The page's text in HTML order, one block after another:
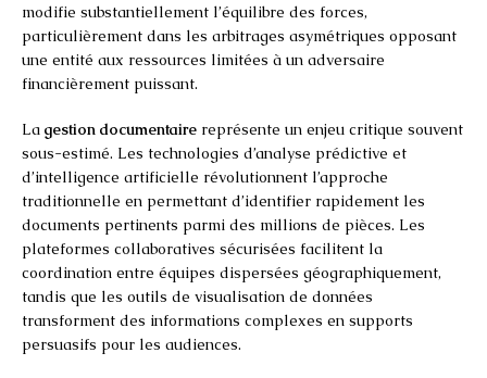
modifie substantiellement l’équilibre des forces,
particulièrement dans les arbitrages asymétriques opposant
une entité aux ressources limitées à un adversaire
financièrement puissant.
La gestion documentaire représente un enjeu critique souvent
sous-estimé. Les technologies d’analyse prédictive et
d’intelligence artificielle révolutionnent l’approche
traditionnelle en permettant d’identifier rapidement les
documents pertinents parmi des millions de pièces. Les
plateformes collaboratives sécurisées facilitent la
coordination entre équipes dispersées géographiquement,
tandis que les outils de visualisation de données
transforment des informations complexes en supports
persuasifs pour les audiences.